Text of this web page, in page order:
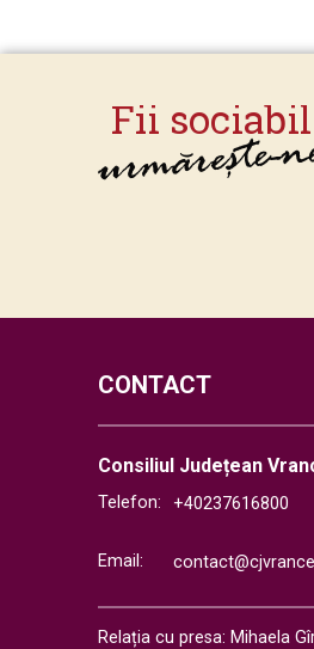
CONTACT
Consiliul Județean
Telefon: +40237616800
Email:
Relația cu presa: Mihaela